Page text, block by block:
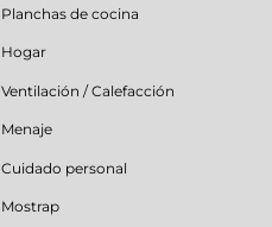
Planchas de cocina
Hogar
Ventilación / Calefacción
Menaje
Cuidado personal
Mostrap